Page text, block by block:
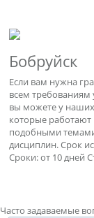
Бобруйск
Если вам нужна
всем требованиям
вы можете у
которые работают
подобными
дисциплин. Срок
Сроки: от 10 дней
Часто задаваемые